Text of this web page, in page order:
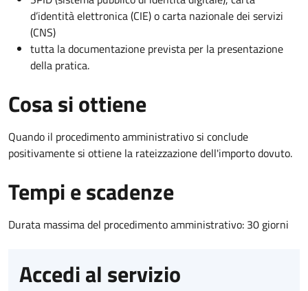
d’identità elettronica (CIE) o carta nazionale dei servizi
(CNS)
tutta la documentazione prevista per la presentazione
della pratica.
Cosa si ottiene
Quando il procedimento amministrativo si conclude
positivamente si ottiene la rateizzazione dell'importo dovuto.
Tempi e scadenze
Durata massima del procedimento amministrativo: 30 giorni
Accedi al servizio